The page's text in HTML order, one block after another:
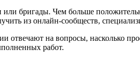
бригады. Чем больше
из онлайн-сообществ,
отвечают на вопросы, насколько
работ.